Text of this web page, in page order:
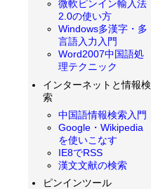
微軟ピンイン輸入法
2.0の使い方
Windows多漢字・多
言語入力入門
Word2007中国語処
理テクニック
インターネットと情報検
索
中国語情報検索入門
Google・Wikipedia
を使いこなす
IE8でRSS
漢文文献の検索
ピンインツール